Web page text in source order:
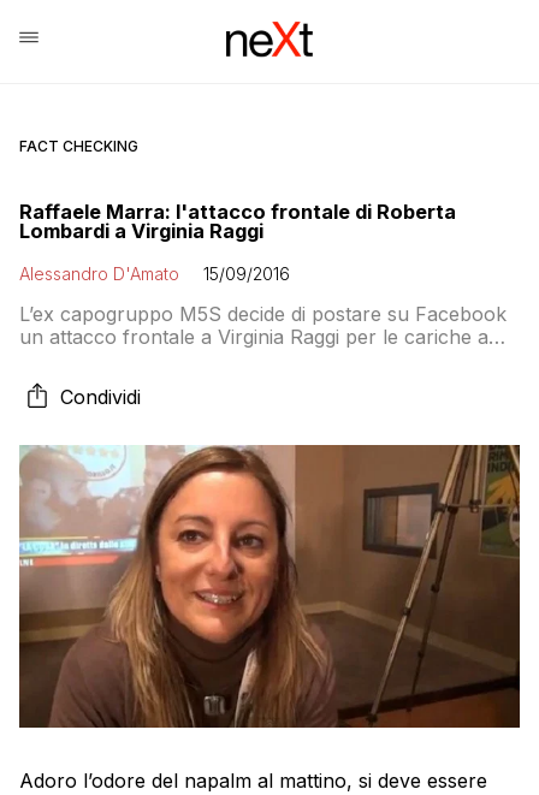
FACT CHECKING
Raffaele Marra: l'attacco frontale di Roberta
Lombardi a Virginia Raggi
Alessandro D'Amato 15/09/2016
L’ex capogruppo M5S decide di postare su Facebook
un attacco frontale a Virginia Raggi per le cariche a
Fittipaldi che racconta la storia di una casa comprata
da Marra che era di proprietà di Scarpellini
Condividi
Adoro l’odore del napalm al mattino, si deve essere